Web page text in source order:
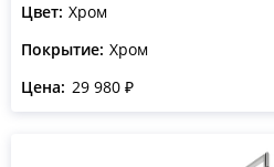
Цвет: Хром
Покрытие: Хром
Цена: 29 980 ₽